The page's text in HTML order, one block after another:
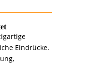
Eindrücke.